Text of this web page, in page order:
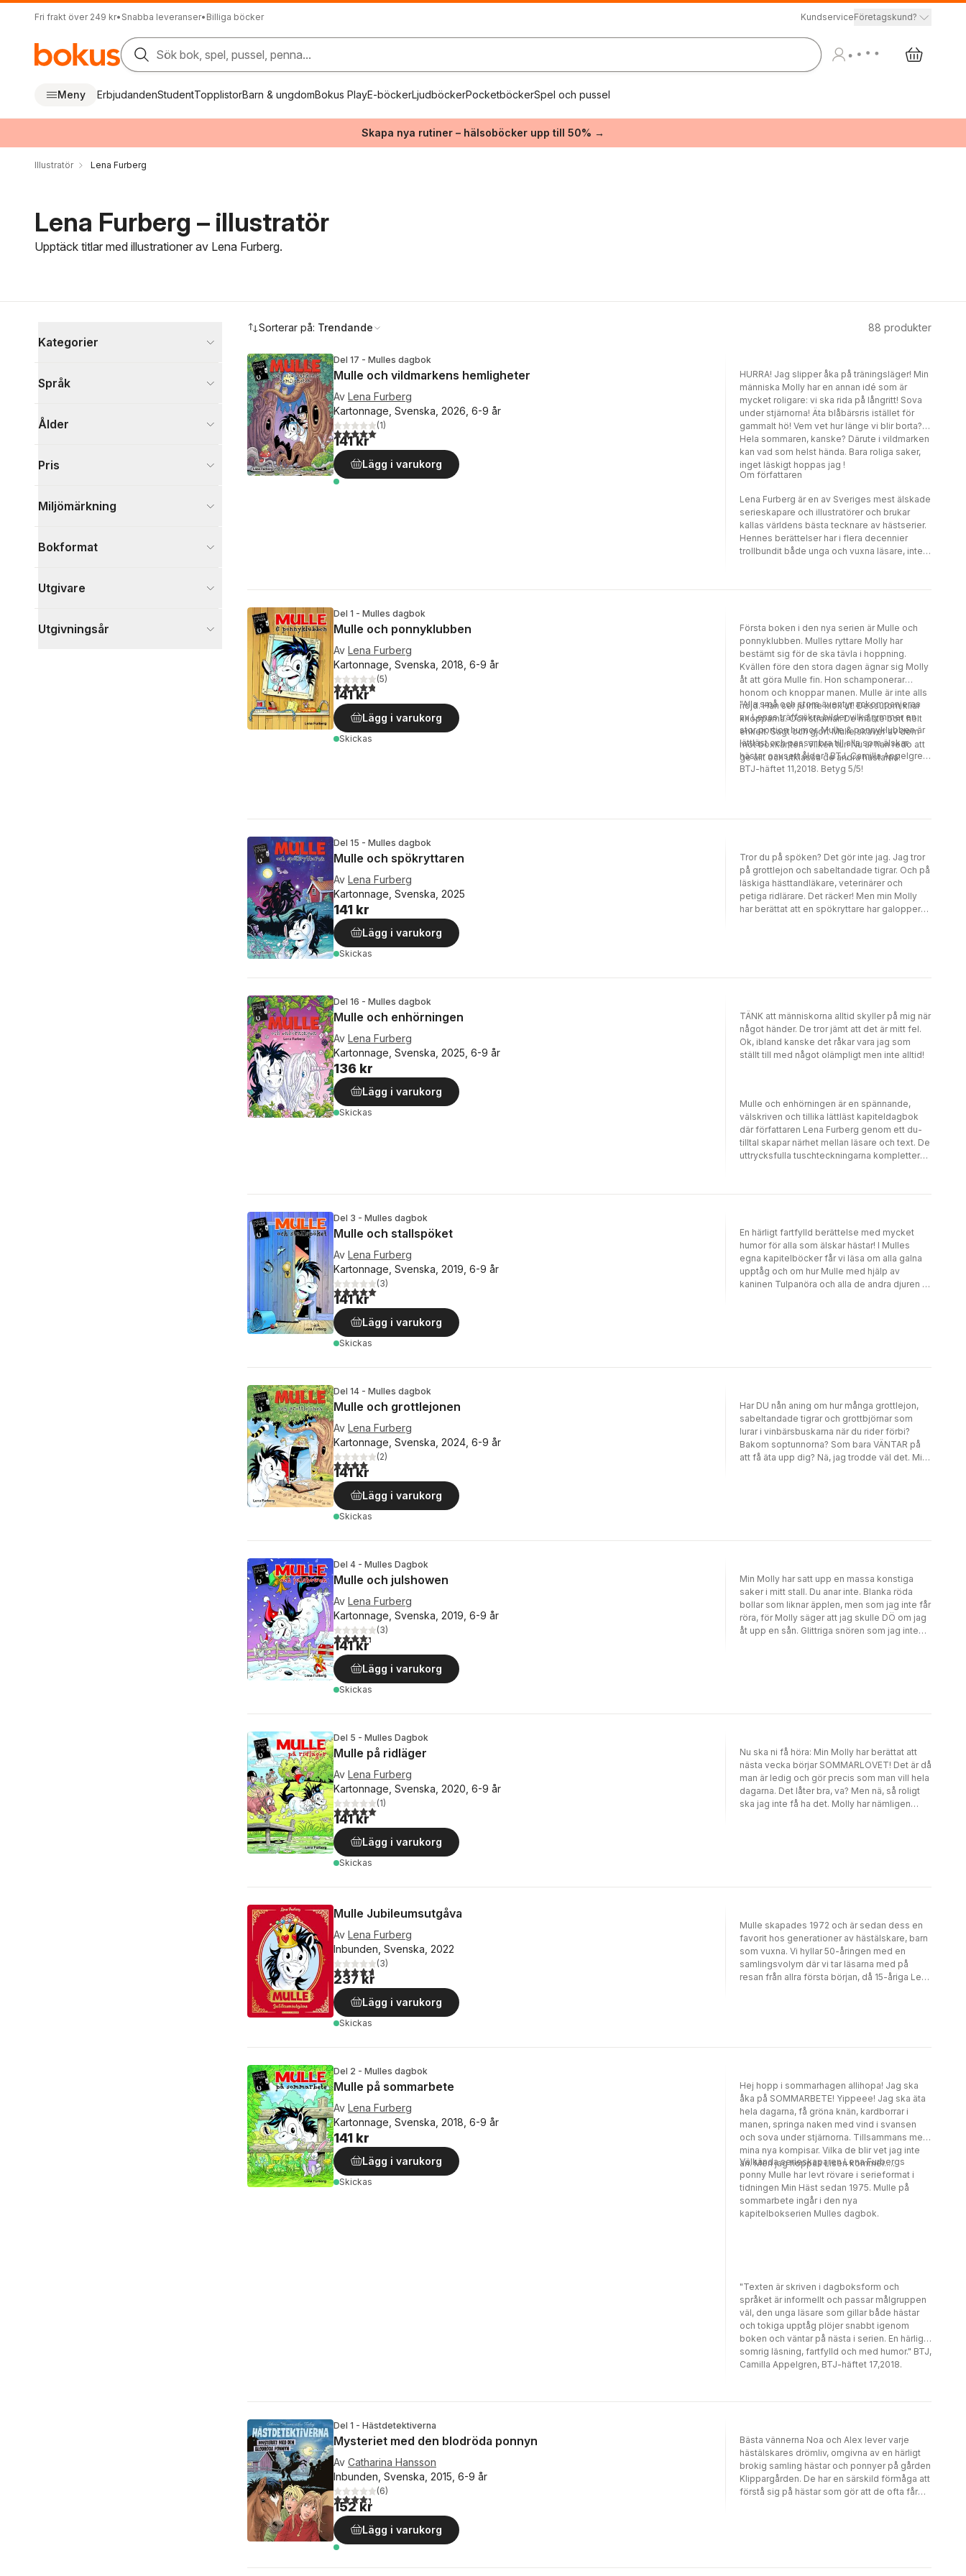
Fri frakt över 249 kr• Snabba leveranser• Billiga böcker KundserviceFöretagskund?
Sök bok, spel, pussel, penna...
Meny ErbjudandenStudentTopplistorBarn & ungdomBokus PlayE-böckerLjudböckerPocketböckerSpel och pussel
Skapa nya rutiner – hälsoböcker upp till 50% →
Illustratör Lena Furberg
Lena Furberg – illustratör
Upptäck titlar med illustrationer av Lena Furberg.
Kategorier
Kultur
3
Samhälle och politik
1
Visa fler
Språk
Ålder
Pris
Miljömärkning
Bokformat
Utgivare
Utgivningsår
Sorterar på: Trendande 88 produkter
Del 17 - Mulles dagbok
Mulle och vildmarkens hemligheter
Av Lena Furberg
Kartonnage, Svenska, 2026, 6-9 år
5,0utav 5 stjärnor. Totalt antal röster:
(1)
141 kr
Lägg i varukorg
HURRA! Jag slipper åka på träningsläger! Min
människa Molly har en annan idé som är
mycket roligare: vi ska rida på långritt! Sova
under stjärnorna! Äta blåbärsris istället för
gammalt hö! Vem vet hur länge vi blir borta?
Hela sommaren, kanske? Därute i vildmarken
kan vad som helst hända. Bara roliga saker,
inget läskigt hoppas jag !
Om författaren
Lena Furberg är en av Sveriges mest älskade
serieskapare och illustratörer och brukar
kallas världens bästa tecknare av hästserier.
Hennes berättelser har i flera decennier
trollbundit både unga och vuxna läsare, inte
för humor, vardag och djurens egen
Hennes illustrationer kännetecknas av
detaljerad precision, men också av en glimt i
ögat som gör att varje sida sprudlar av liv. I
bokserien Mulles dagbok får läsarna följa
den älskade ponnyn ännu närmare. Här
berättar Mulle själv om sina upptåg, sin
vardag och sina smått filosofiska funderingar
om livet i stallet. Böckerna i Mulles
Dagbok får toppbetyg av BTJ.
Del 1 - Mulles dagbok
Mulle och ponnyklubben
Av Lena Furberg
Kartonnage, Svenska, 2018, 6-9 år
4,8utav 5 stjärnor. Totalt antal röster:
(5)
141 kr
Lägg i varukorg
Skickas
Första boken i den nya serien är Mulle och
ponnyklubben. Mulles ryttare Molly har
bestämt sig för de ska tävla i hoppning.
Kvällen före den stora dagen ägnar sig Molly
åt att göra Mulle fin. Hon schamponerar
honom och knoppar manen. Mulle är inte alls
nöjd. Han ser ju inte klok ut! Dessutom kliar
knopparna. Och stramar. De måste bort helt
enkelt. Sagt och gjort Mulle skaver av dem
mot boxkanten. Vilken tur! Nu är han redo att
ge allt och utklassa de andra hästarna!
"Alla små och stora äventyr ackompanjeras
av Lenas träffsäkra bilder vilka rymmer en
stor portion humor. Mulle & ponnyklubben är
lättläst och passar bra till alla som älskar
hästar oavsett ålder." BTJ, Camilla Appelgren,
BTJ-häftet 11,2018. Betyg 5/5!
Del 15 - Mulles dagbok
Mulle och spökryttaren
Av Lena Furberg
Kartonnage, Svenska, 2025
141 kr
Lägg i varukorg
Skickas
Tror du på spöken? Det gör inte jag. Jag tror
på grottlejon och sabeltandade tigrar. Och på
läskiga hästtandläkare, veterinärer och
petiga ridlärare. Det räcker! Men min Molly
har berättat att en spökryttare har galopperat
Del 16 - Mulles dagbok
Mulle och enhörningen
Av Lena Furberg
Kartonnage, Svenska, 2025, 6-9 år
136 kr
Lägg i varukorg
Skickas
TÄNK att människorna alltid skyller på mig när
något händer. De tror jämt att det är mitt fel.
Ok, ibland kanske det råkar vara jag som
ställt till med något olämpligt men inte alltid!
Mulle och enhörningen är en spännande,
välskriven och tillika lättläst kapiteldagbok
där författaren Lena Furberg genom ett du-
tilltal skapar närhet mellan läsare och text. De
uttrycksfulla tuschteckningarna kompletterar
lika egensinnig och älskvärd som för femtio
18 2025
Del 3 - Mulles dagbok
Mulle och stallspöket
Av Lena Furberg
Kartonnage, Svenska, 2019, 6-9 år
5,0utav 5 stjärnor. Totalt antal röster:
(3)
141 kr
Lägg i varukorg
Skickas
En härligt fartfylld berättelse med mycket
humor för alla som älskar hästar! I Mulles
egna kapitelböcker får vi läsa om alla galna
upptåg och om hur Mulle med hjälp av
kaninen Tulpanöra och alla de andra djuren i
Del 14 - Mulles dagbok
Mulle och grottlejonen
Av Lena Furberg
Kartonnage, Svenska, 2024, 6-9 år
4,0utav 5 stjärnor. Totalt antal röster:
(2)
141 kr
Lägg i varukorg
Skickas
Har DU nån aning om hur många grottlejon,
sabeltandade tigrar och grottbjörnar som
lurar i vinbärsbuskarna när du rider förbi?
Bakom soptunnorna? Som bara VÄNTAR på
att få äta upp dig? Nä, jag trodde väl det. Min
Del 4 - Mulles Dagbok
Mulle och julshowen
Av Lena Furberg
Kartonnage, Svenska, 2019, 6-9 år
4,3utav 5 stjärnor. Totalt antal röster:
(3)
141 kr
Lägg i varukorg
Skickas
Min Molly har satt upp en massa konstiga
saker i mitt stall. Du anar inte. Blanka röda
bollar som liknar äpplen, men som jag inte får
röra, för Molly säger att jag skulle DÖ om jag
åt upp en sån. Glittriga snören som jag inte
Del 5 - Mulles Dagbok
Mulle på ridläger
Av Lena Furberg
Kartonnage, Svenska, 2020, 6-9 år
5,0utav 5 stjärnor. Totalt antal röster:
(1)
141 kr
Lägg i varukorg
Skickas
Nu ska ni få höra: Min Molly har berättat att
nästa vecka börjar SOMMARLOVET! Det är då
man är ledig och gör precis som man vill hela
dagarna. Det låter bra, va? Men nä, så roligt
ska jag inte få ha det. Molly har nämligen
Mulle Jubileumsutgåva
Av Lena Furberg
Inbunden, Svenska, 2022
4,7utav 5 stjärnor. Totalt antal röster:
(3)
237 kr
Lägg i varukorg
Skickas
Mulle skapades 1972 och är sedan dess en
favorit hos generationer av hästälskare, barn
som vuxna. Vi hyllar 50-åringen med en
samlingsvolym där vi tar läsarna med på
resan från allra första början, då 15-åriga Lena
så att man får följa Mulles utveckling genom
årtiondena.
Del 2 - Mulles dagbok
Mulle på sommarbete
Av Lena Furberg
Kartonnage, Svenska, 2018, 6-9 år
141 kr
Lägg i varukorg
Skickas
Hej hopp i sommarhagen allihopa! Jag ska
åka på SOMMARBETE! Yippeee! Jag ska äta
hela dagarna, få gröna knän, kardborrar i
manen, springa naken med vind i svansen
och sova under stjärnorna. Tillsammans med
mina nya kompisar. Vilka de blir vet jag inte
än. Men jag hoppas Lisen kommer.....
Välkända serieskaparen Lena Furbergs
ponny Mulle har levt rövare i serieformat i
tidningen Min Häst sedan 1975. Mulle på
sommarbete ingår i den nya
kapitelbokserien Mulles dagbok.
"Texten är skriven i dagboksform och
språket är informellt och passar målgruppen
väl, den unga läsare som gillar både hästar
och tokiga upptåg plöjer snabbt igenom
boken och väntar på nästa i serien. En härligt
somrig läsning, fartfylld och med humor." BTJ,
Camilla Appelgren, BTJ-häftet 17,2018.
Del 1 - Hästdetektiverna
Mysteriet med den blodröda ponnyn
Av Catharina Hansson
Inbunden, Svenska, 2015, 6-9 år
4,3utav 5 stjärnor. Totalt antal röster:
(6)
152 kr
Lägg i varukorg
Bästa vännerna Noa och Alex lever varje
hästälskares drömliv, omgivna av en härligt
brokig samling hästar och ponnyer på gården
Klippargården. De har en särskild förmåga att
förstå sig på hästar som gör att de ofta får
svåra och skygga hästar, kanske därför att